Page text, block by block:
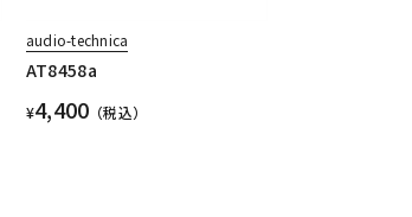
audio-technica
AT8458a
¥4,400 （税込）